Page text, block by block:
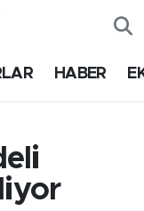
HABER